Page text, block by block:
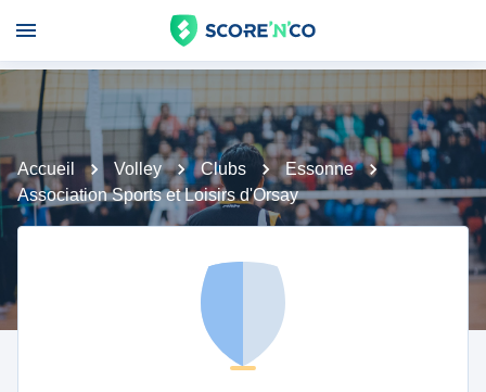
Accueil Volley Clubs
Essonne
Association Sports et Loisirs d'Orsay